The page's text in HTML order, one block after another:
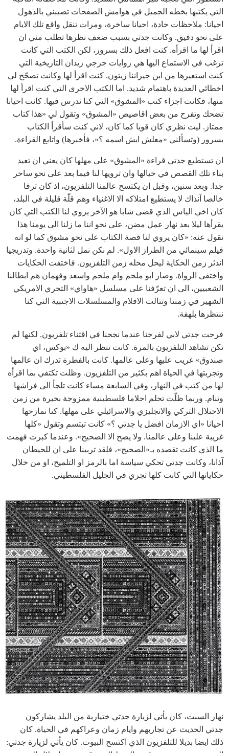
التي يكتبها بخطه الجميل في هوامش الصفحات تصيبني بالذهول
احيانا: ملاحظات حادة، احيانا ساخرة، ومرات تنقل واقع تلك الايام
على نحو دقيق. وكانت جدتي بسبب ضعف نظرها تطلب مني ان
اقرأ لها ما اقرأه. كنت افعل ذلك بسرور، لكن الكتب التي كانت
ترغب في الاستماع اليها هي روايات جرجي زيدان التاريخية التي
كنت استعيرها من ابن جيراننا زيتون. كنت اقرأ لها وكانت تصحّح لي
اخطائي العديدة باهتمام شديد. اما الكتب الاخرى التي كنت اقرأ لها
منها، فكانت اجزاء كتب «المشوق» التي كنا ندرس فيها. كانت احيانا
تضحك وتفرح من بعض اقاصيص «المشوق» وتقول لي «هذا كتاب
ممتاز. ليت نظري كان قويا كما كان، لاني كنت سأقرأ الكتاب
بسرور (وتسألني «معلش ايش اسمه ؟»، فأخبرها) واتابع القراءة.
ان تستطيع جدتي قراءة «المشوق» على مهلها كان يعني ان تعيد
بناء تلك القصص في خيالها وان ترويها لنا فيما بعد على نحو ساحر
جدا. وبعد سنين، وقبل ان يكتسح عالمنا التلفزيون، اذ كان ترفا
خالصا آنذاك لا يستطيع امتلاكه الا الاغنياء وهم قلّة قليلة في البلد،
كان اخي الياس الذي قضى شابا هو الآخر يروي لنا الكتب التي كان
يقرأها ليلا بعد نهار عمل مضن، على نحو اننا ما زلنا الى يومنا هذا
نقول عنه: «كان يروي لنا قصة الكتاب على نحو مشوق كما لو انه
فيلم سينمائي من الطراز الاول». لم نكن نمل لثانية واحدة. وتدريجيا
اندثر زمن الحكاية ليحل محله زمن التلفزيون. فاختفت الحكايات
واختفى الرواة. وصار ابو ملحم وام ملحم واسعد وفهمان هم ابطالنا
الشعبيين، الى ان تعرّفنا على مسلسل «هاواي» التحري الامريكي
الشهير في زمننا وتتالت الافلام والمسلسلات الاجنبية التي كنا
ننتظرها بلهفة.
فرحت جدتي لابي لفرحنا عندما نجحنا في اقتناء تلفزيون. لكنها لم
تكن تشاهد التلفزيون بالمرة. كانت تنظر اليه ك «بوكس، اي
صندوق» غريب عليها وعلى عالمها. كانت بالفطرة تدرك ان عالمها
وتجربتها في الحياة اهم بكثير من التلفزيون. وظلت تكتفي بما اقرأه
لها من كتب في النهار، وفي السابعة مساء كانت تلجأ الى فراشها
وتنام. وربما ظلّت تحلم احلاما فلسطينية ممزوجة بخبرة من زمن
الاحتلال التركي والانجليزي والاسرائيلي على مهلها. كنا نمازحها
احيانا «اي الازمان افضل يا جدتي ؟» كانت تبتسم وتقول «كلها
غريبة علينا وعلى عالمنا. ولا يصح الا الصحيح». وعندما كبرت فهمت
ما الذي كانت تقصده بـ«الصحيح»، فلقد تربينا على ان للحيطان
آذانا، وكانت جدتي تحكي سياسة اما بالرمز او التلميح، او من خلال
حكاياتها التي كانت كلها تجري في الجليل الفلسطيني.
نهار السبت، كان يأتي لزيارة جدتي ختيارية من البلد يشاركون
جدتي الحديث عن تجاربهم وايام زمان وعراكهم في الحياة. كان
ذلك ايضا بديلا للتلفزيون الذي اكتسح البيوت. كان يأتي لزيارة جدتي: